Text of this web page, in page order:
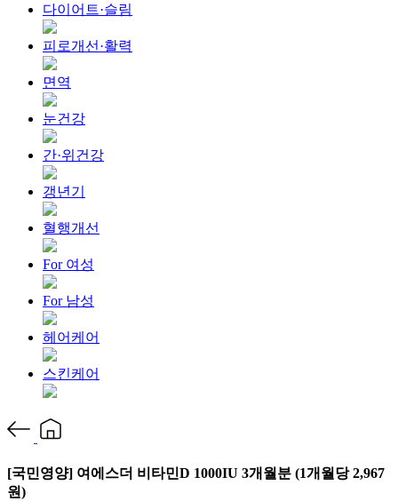
다이어트·슬림
피로개선·활력
면역
눈건강
간·위건강
갱년기
혈행개선
For 여성
For 남성
헤어케어
스킨케어
[국민영양] 여에스더 비타민D 1000IU 3개월분 (1개월당 2,967
원)